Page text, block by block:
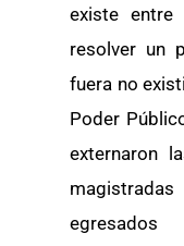
existe
resolver un
fuera no
Poder
externaron